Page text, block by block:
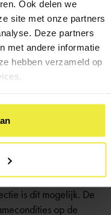
Ook delen we
site met onze partners
Deze partners
met andere informatie
hebben verzameld op
de centraal examens
twee toetsen
WVO). Als hij in
de examens in dit
maken in het
2 Uitvoeringsbesluit
het examen
is dit mogelijk. De
op de